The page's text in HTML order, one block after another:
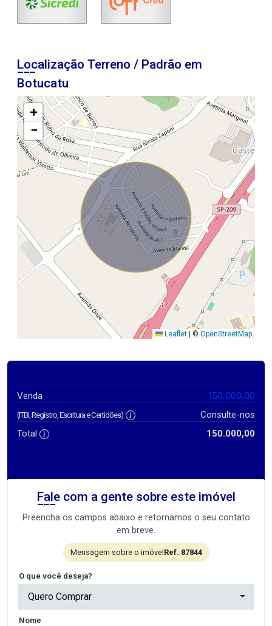
Localização Terreno / Padrão em
Botucatu
+
−
Leaflet | ©OpenStreetMap
Venda 150.000,00
(ITBI, Registro, Escritura e Certidões)
Consulte-nos
Total
150.000,00
Fale com a gente sobre este imóvel
Preencha os campos abaixo e retornamos o seu contato
em breve.
Mensagem sobre o imóvelRef. 87844
O que você deseja?
Quero Comprar
Nome